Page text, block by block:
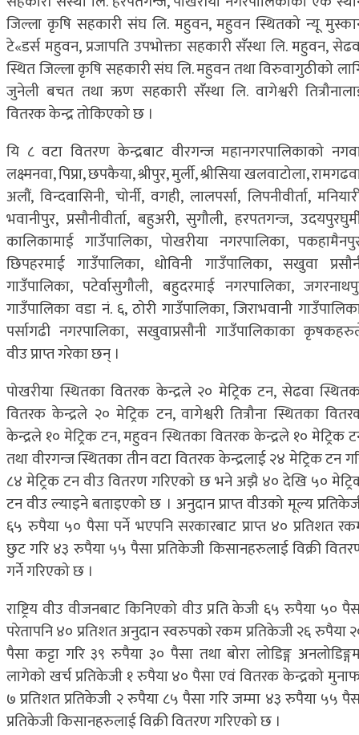
जिल्ला कृषि सहकारी संघ लि. महुवन, महुवन स्थितको न्यू
टे«डर्स महुवन, प्रजापति उपभोक्ता सहकारी सँस्था लि. महुवन,
स्थित जिल्ला कृषि सहकारी संघ लि. महुवन तथा विरुवागुठीको
जुनेली बचत तथा ऋण सहकारी सँस्था लि. वागेश्वरी
वितरक केन्द्र तोकिएको छ ।
यि ८ वटा वितरण केन्द्रबाट वीरगन्ज महानगरपालिकाको
लक्ष्मनवा, पिप्रा, छपकैया, श्रीपुर, मुर्ली, श्रीसिया खलवाटोला,
अलौं, विन्दवासिनी, चोर्नी, वगही, लालपर्सा, लिपनीवीर्ता,
भवानीपुर, प्रसौनीवीर्ता, बहुअरी, सुगौली, हरपतगन्ज,
कालिकामाई गाउँपालिका, पोखरीया नगरपालिका,
छिपहरमाई गाउँपालिका, धोविनी गाउँपालिका, सखुवा
गाउँपालिका, पटेर्वासुगौली, बहुदरमाई नगरपालिका,
गाउँपालिका वडा नं. ६, ठोरी गाउँपालिका, जिराभवानी
पर्सागढी नगरपालिका, सखुवाप्रसौनी गाउँपालिकाका
वीउ प्राप्त गरेका छन् ।
पोखरीया स्थितका वितरक केन्द्रले २० मेट्रिक टन, सेढवा
वितरक केन्द्रले २० मेट्रिक टन, वागेश्वरी तित्रौना स्थितका
केन्द्रले १० मेट्रिक टन, महुवन स्थितका वितरक केन्द्रले १० मेट्रिक
तथा वीरगन्ज स्थितका तीन वटा वितरक केन्द्रलाई २४ मेट्रिक टन
८४ मेट्रिक टन वीउ वितरण गरिएको छ भने अझै ४० देखि ५०
टन वीउ ल्याइने बताइएको छ । अनुदान प्राप्त वीउको मूल्य
६५ रुपैया ५० पैसा पर्ने भएपनि सरकारबाट प्राप्त ४० प्रतिशत
छुट गरि ४३ रुपैया ५५ पैसा प्रतिकेजी किसानहरुलाई विक्री
गर्ने गरिएको छ ।
राष्ट्रिय वीउ वीजनबाट किनिएको वीउ प्रति केजी ६५ रुपैया ५०
परेतापनि ४० प्रतिशत अनुदान स्वरुपको रकम प्रतिकेजी २६ रुपैया
पैसा कट्टा गरि ३९ रुपैया ३० पैसा तथा बोरा लोडिङ्ग
लागेको खर्च प्रतिकेजी १ रुपैया ४० पैसा एवं वितरक केन्द्रको
७ प्रतिशत प्रतिकेजी २ रुपैया ८५ पैसा गरि जम्मा ४३ रुपैया ५५
प्रतिकेजी किसानहरुलाई विक्री वितरण गरिएको छ ।